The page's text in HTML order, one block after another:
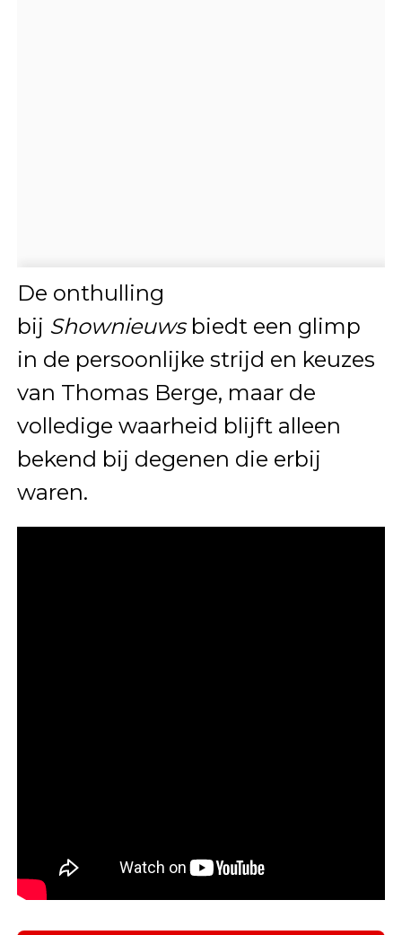
De onthulling
bij Shownieuwsbiedt een glimp
in de persoonlijke strijd en keuzes
van Thomas Berge, maar de
volledige waarheid blijft alleen
bekend bij degenen die erbij
waren.